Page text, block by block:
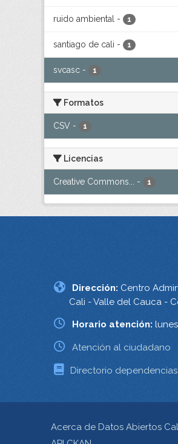
ruido ambiental - 1
santiago de cali - 1
svcasc - 1
Formatos
CSV - 1
Licencias
Creative Commons... - 1
Dirección: Centro
Cali - Valle del Cauca -
Horario atención:
Atención al ciudadano
Directorio dependencias
Acerca de Datos Abiertos